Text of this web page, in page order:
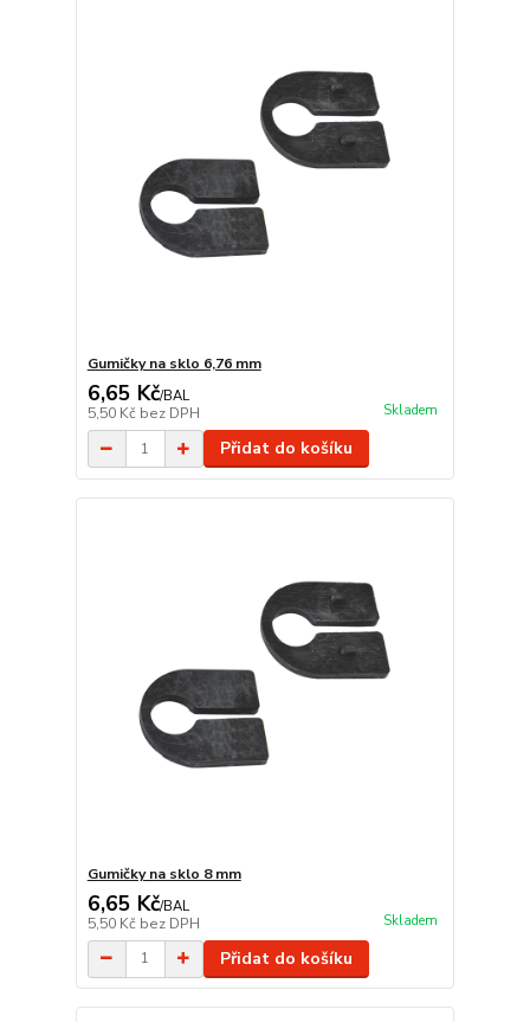
Gumičky na sklo 6,76 mm
6,65 Kč/BAL
5,50 Kč bez DPH Skladem
Přidat do košíku
Gumičky na sklo 8 mm
6,65 Kč/BAL
5,50 Kč bez DPH Skladem
Přidat do košíku